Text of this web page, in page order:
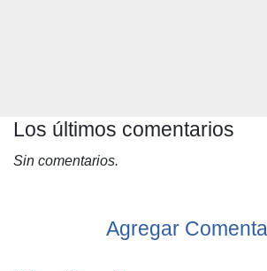
Los últimos comentarios
Sin comentarios.
Agregar